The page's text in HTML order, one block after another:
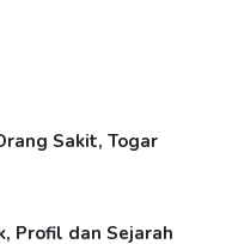
Sakit, Togar
Profil dan Sejarah